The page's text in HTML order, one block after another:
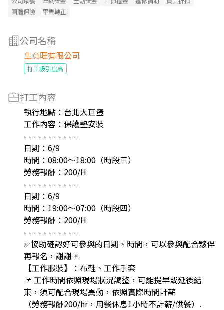
團體保險
畢業轉正
公司名稱
生意旺有限公司
打工吸引度高
打工內容
執行地點：台北大巨蛋
工作內容：保護墊安裝
- - - - - - - - - - -
日期：6/9
時間：08:00～18:00（時段三）
勞務報酬：200/H
- - - - - - - - - - -
日期：6/9
時間：19:00～07:00（時段四）
勞務報酬：200/H
- - - - - - - - - - -
✅協助確認好可參與的日期、時間，可以參與配合夥伴
再報名，謝謝。
【工作服裝】：布鞋、工作手套
📌 工作時間依照現場狀況調整，可能提早或延後結
束，須可配合現場異動，依照實際時間計薪
（勞務報酬200/hr，用餐休息1小時不計薪/供餐）.